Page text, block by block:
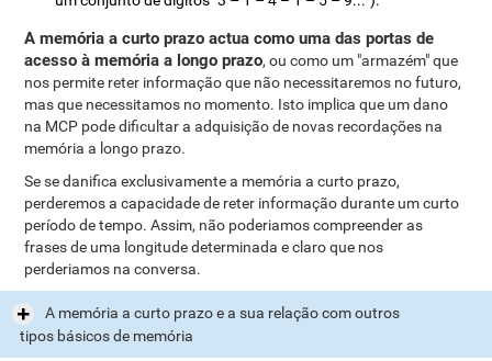
A memória a curto prazo actua como uma das portas de
acesso à memória a longo prazo, ou como um "armazém" que
nos permite reter informação que não necessitaremos no futuro,
mas que necessitamos no momento. Isto implica que um dano
na MCP pode dificultar a adquisição de novas recordações na
memória a longo prazo.
Se se danifica exclusivamente a memória a curto prazo,
perderemos a capacidade de reter informação durante um curto
período de tempo. Assim, não poderiamos compreender as
frases de uma longitude determinada e claro que nos
perderiamos na conversa.
A memória a curto prazo e a sua relação com outros
tipos básicos de memória